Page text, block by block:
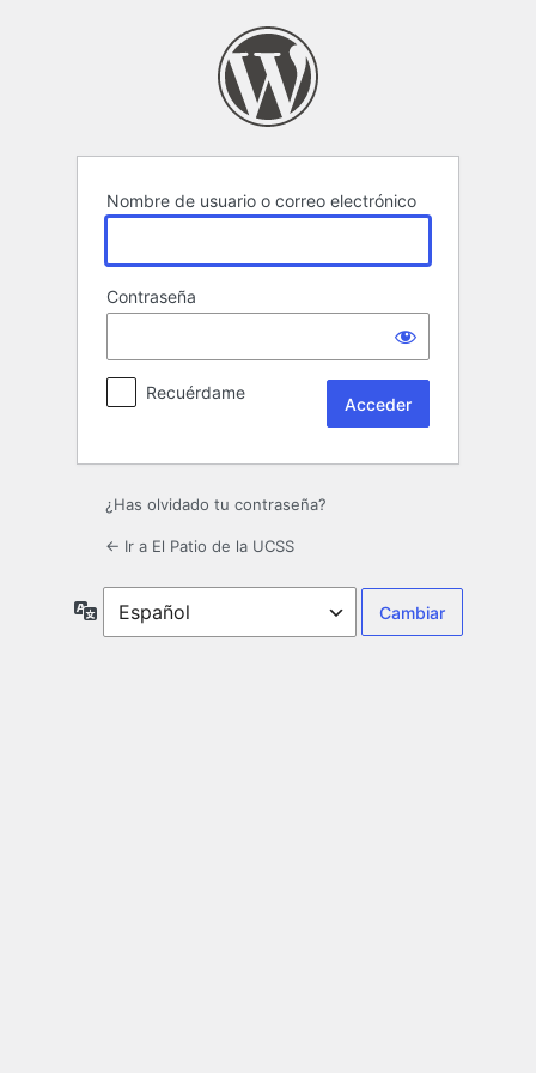
Nombre de usuario o correo electrónico
Contraseña
Recuérdame
¿Has olvidado tu contraseña?
← Ir a El Patio de la UCSS
Idioma